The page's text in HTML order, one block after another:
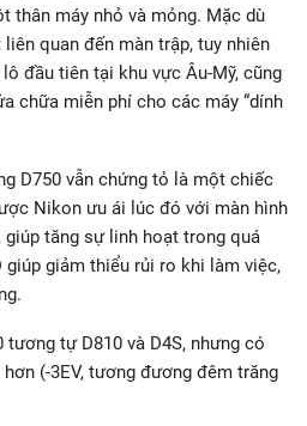
thân máy nhỏ và mỏng. Mặc dù
liên quan đến màn trập, tuy nhiên
đầu tiên tại khu vực Âu-Mỹ, cũng
chữa miễn phí cho các máy “dính
D750 vẫn chứng tỏ là một chiếc
Nikon ưu ái lúc đó với màn hình
giúp tăng sự linh hoạt trong quá
giúp giảm thiểu rủi ro khi làm việc,
tương tự D810 và D4S, nhưng có
(-3EV, tương đương đêm trăng